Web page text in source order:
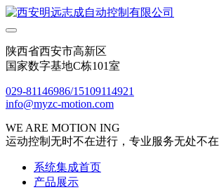
陕西省西安市高新区
国家数字基地C栋101室
029-81146986/15109114921
info@myzc-motion.com
WE ARE MOTION ING
运动控制无时不在进行，专业服务无处不在
系统集成首页
产品展示